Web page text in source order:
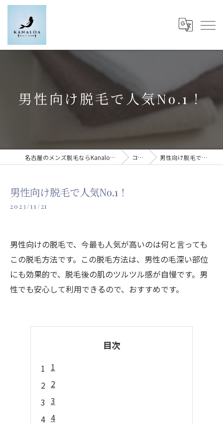
男性向け脱毛で人気No.1！
名古屋のメンズ脱毛ならKanaloa beauty salon コラム 男性向け脱毛で人気No.1！
男性向け脱毛で人気No.1！
2023/11/21
男性向けの脱毛で、今最も人気が高いのは何と言っても
この脱毛方法です。この脱毛方法は、男性の毛深い部位
にも効果的で、脱毛後の肌のツルツル感が自慢です。男
性でも安心して利用できるので、おすすめです。
目次
1
2
3
4